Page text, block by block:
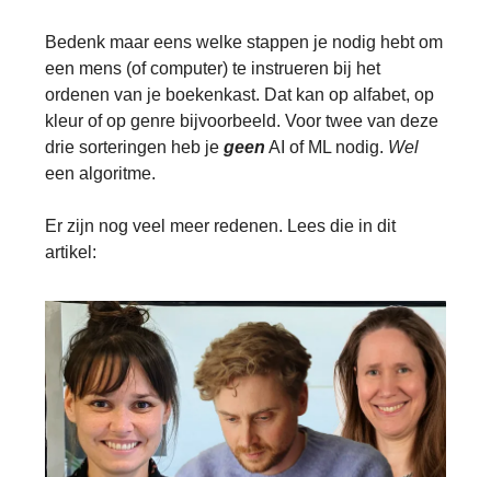
Bedenk maar eens welke stappen je nodig hebt om
een mens (of computer) te instrueren bij het
ordenen van je boekenkast. Dat kan op alfabet, op
kleur of op genre bijvoorbeeld. Voor twee van deze
drie sorteringen heb je geen AI of ML nodig. Wel
een algoritme.
Er zijn nog veel meer redenen. Lees die in dit
artikel: